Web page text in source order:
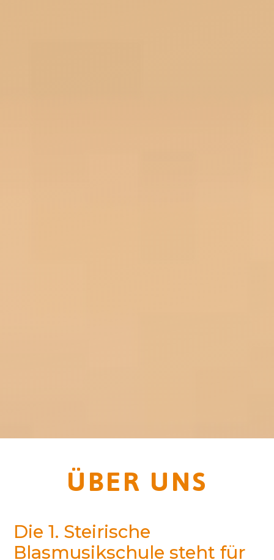
ÜBER UNS
Die 1. Steirische
Blasmusikschule steht für